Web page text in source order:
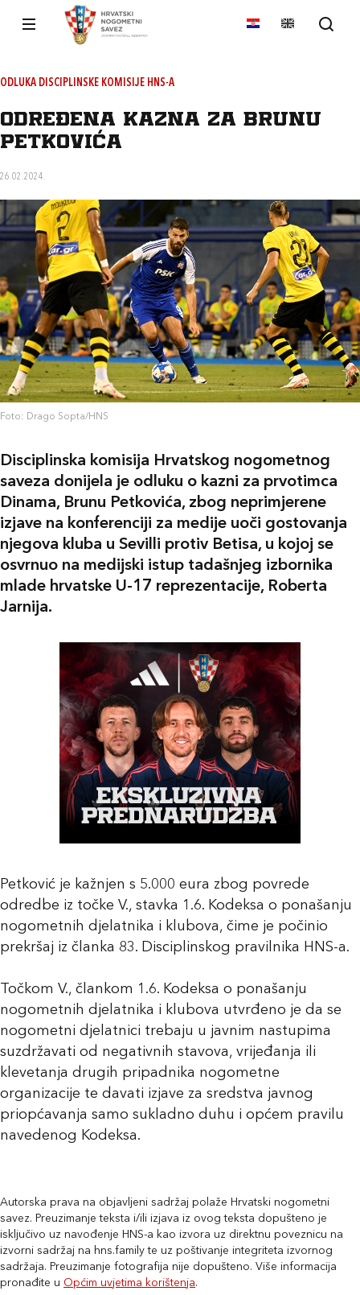
ODLUKA DISCIPLINSKE KOMISIJE HNS-A
Određena kazna za Brunu
Petkovića
26.02.2024.
Foto: Drago Sopta/HNS
Disciplinska komisija Hrvatskog nogometnog
saveza donijela je odluku o kazni za prvotimca
Dinama, Brunu Petkovića, zbog neprimjerene
izjave na konferenciji za medije uoči gostovanja
njegova kluba u Sevilli protiv Betisa, u kojoj se
osvrnuo na medijski istup tadašnjeg izbornika
mlade hrvatske U-17 reprezentacije, Roberta
Jarnija.
Petković je kažnjen s 5.000 eura zbog povrede
odredbe iz točke V., stavka 1.6. Kodeksa o ponašanju
nogometnih djelatnika i klubova, čime je počinio
prekršaj iz članka 83. Disciplinskog pravilnika HNS-a.
Točkom V., člankom 1.6. Kodeksa o ponašanju
nogometnih djelatnika i klubova utvrđeno je da se
nogometni djelatnici trebaju u javnim nastupima
suzdržavati od negativnih stavova, vrijeđanja ili
klevetanja drugih pripadnika nogometne
organizacije te davati izjave za sredstva javnog
priopćavanja samo sukladno duhu i općem pravilu
navedenog Kodeksa.
Autorska prava na objavljeni sadržaj polaže Hrvatski nogometni
savez. Preuzimanje teksta i/ili izjava iz ovog teksta dopušteno je
isključivo uz navođenje HNS-a kao izvora uz direktnu poveznicu na
izvorni sadržaj na hns.family te uz poštivanje integriteta izvornog
sadržaja. Preuzimanje fotografija nije dopušteno. Više informacija
pronađite u Općim uvjetima korištenja.